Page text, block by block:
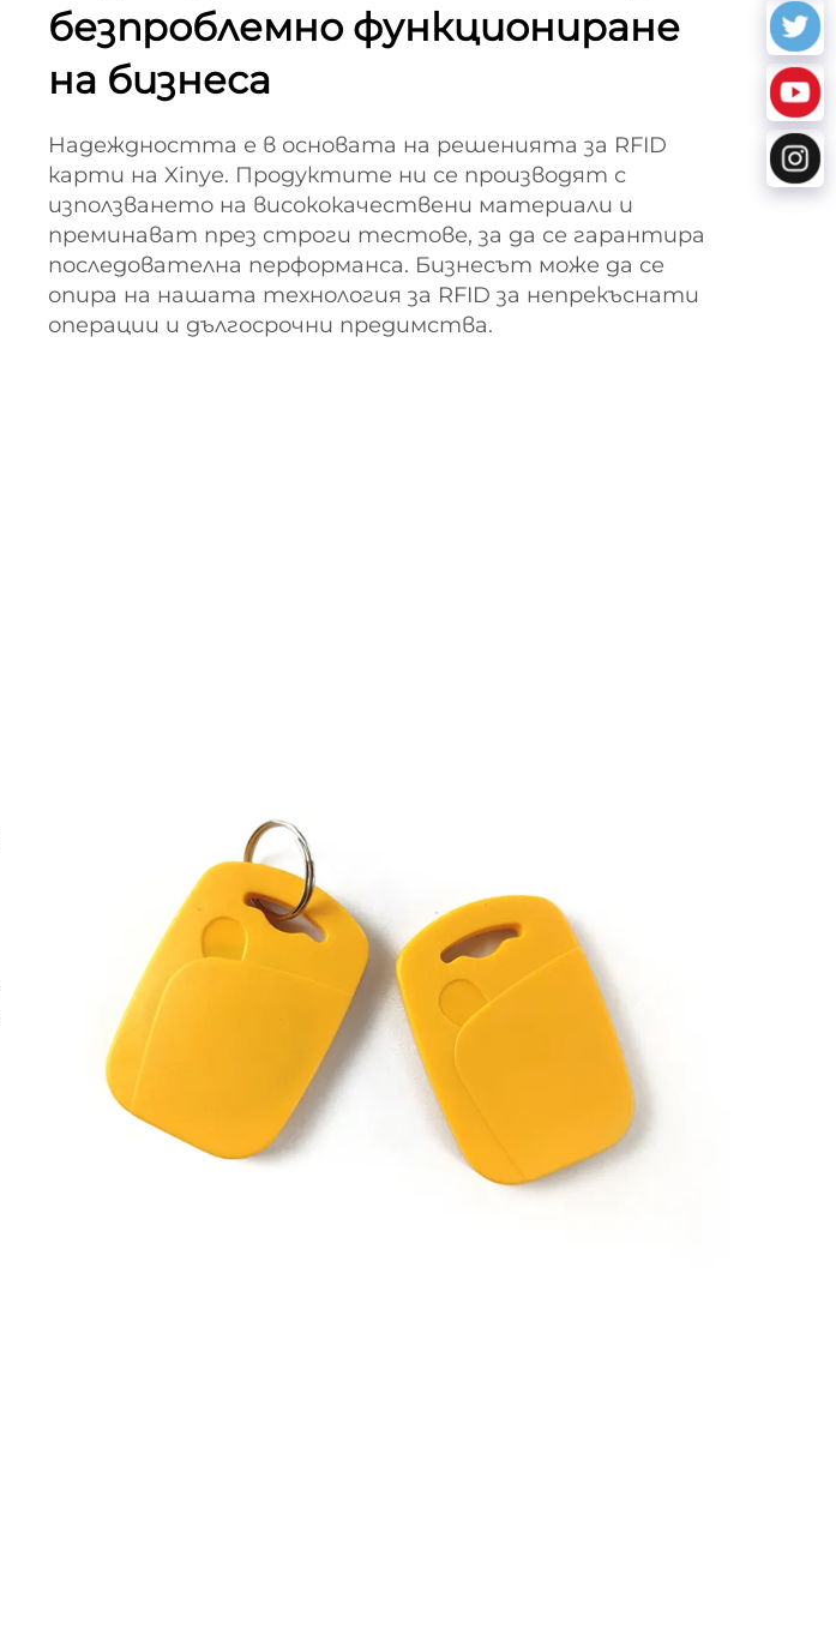
безпроблемно функциониране
на бизнеса
Надеждността е в основата на решенията за RFID
карти на Xinye. Продуктите ни се производят с
използването на висококачествени материали и
преминават през строги тестове, за да се гарантира
последователна перформанса. Бизнесът може да се
опира на нашата технология за RFID за непрекъснати
операции и дългосрочни предимства.